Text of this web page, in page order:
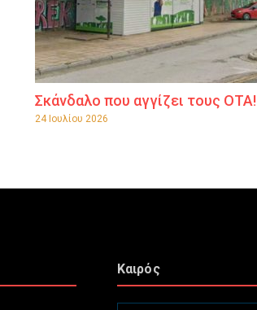
Σκάνδαλο που αγγίζει τους ΟΤΑ!
24 Ιουλίου 2026
Καιρός